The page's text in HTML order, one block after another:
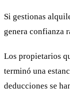
Si gestionas
genera confianza
Los propietarios
terminó una
deducciones se